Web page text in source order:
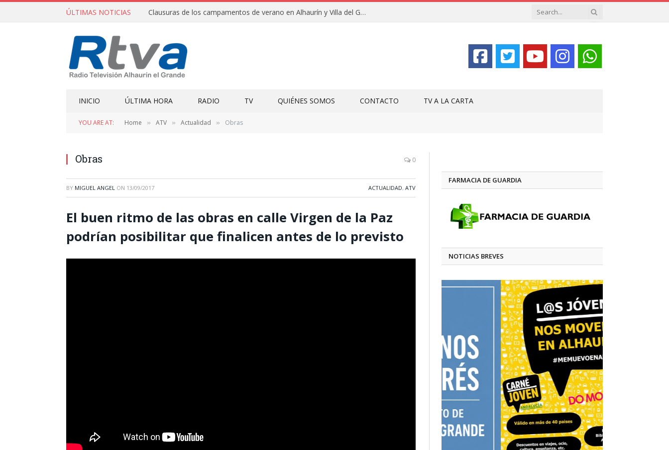
ÚLTIMAS NOTICIAS Clausuras de los campamentos de verano en Alhaurín y Villa del Guadalhorce 2026
INICIO ÚLTIMA HORA RADIO TV QUIÉNES SOMOS CONTACTO TV A LA CARTA
YOU ARE AT: Home » ATV » Actualidad » Obras
Obras 0
BY MIGUEL ANGEL ON 13/09/2017 ACTUALIDAD, ATV
El buen ritmo de las obras en calle Virgen de la Paz
podrían posibilitar que finalicen antes de lo previsto
FARMACIA DE GUARDIA
NOTICIAS BREVES